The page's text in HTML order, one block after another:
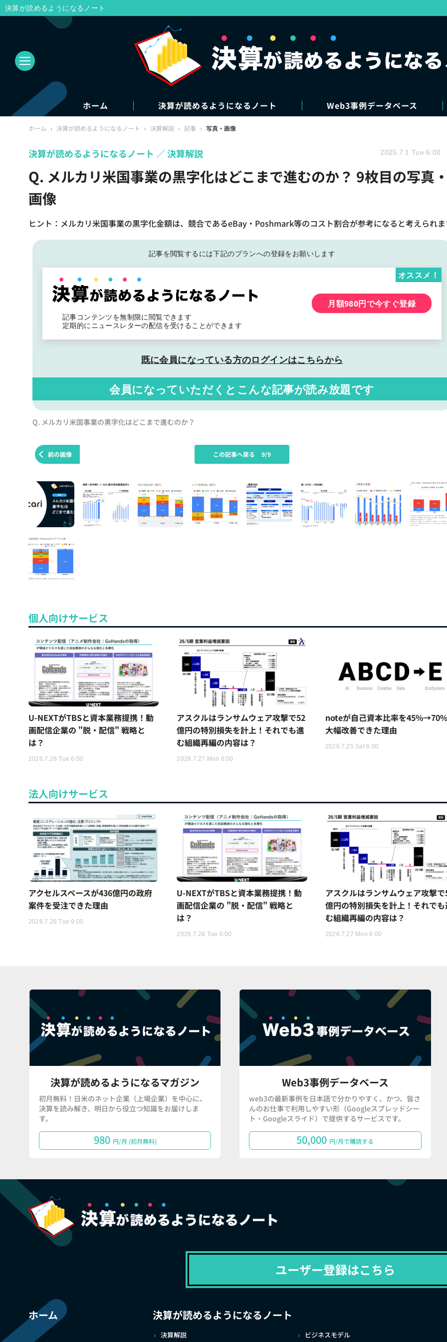
ホーム 決算が読めるようになるノート Web3事例データベース
ホーム › 決算が読めるようになるノート › 決算解説 › 記事 › 写真・画像
Q. メルカリ米国事業の黒字化はどこまで進むのか？ 9枚目の写真
画像
ヒント：メルカリ米国事業の黒字化金額は、競合であるeBay・Poshmark等のコスト割合が参考になると考えられ
決算が読めるようになるノート 決算解説 2025.7.1 Tue 6:00
記事を閲覧するには下記のプランへの登録をお願いします
記事コンテンツを無制限に閲覧できます
定期的にニュースレターの配信を受けることができます
オススメ！
月額980円で今すぐ登録
既に会員になっている方のログインはこちらから
会員になっていただくと こんな記事が読み放題です
Q. メルカリ米国事業の黒字化はどこまで進むのか？
前の画像 この記事へ戻る 9/9
個人向けサービス
U-NEXTがTBSと資本業務提携！動
画配信企業の "脱・配信" 戦略と
は？
2026.7.28 Tue 6:00
アスクルはランサムウェア攻撃で52
億円の特別損失を計上！それでも進
む組織再編の内容は？
2026.7.27 Mon 6:00
noteが自己資本比率を
大幅改善できた理由
2026.7.25 Sat 6:00
法人向けサービス
アクセルスペースが436億円の政府
案件を受注できた理由
2026.7.28 Tue 9:00
U-NEXTがTBSと資本業務提携！動
画配信企業の "脱・配信" 戦略と
は？
2026.7.28 Tue 6:00
アスクルはランサムウェア攻撃
億円の特別損失を計上！それでも
む組織再編の内容は？
2026.7.27 Mon 6:00
決算が読めるようになるマガジン
初月無料！日米のネット企業（上場企業）を中心に、
決算を読み解き、明日から役立つ知識をお届けしま
す。
980 円/月 (初月無料)
Web3事例データベース
web3の最新事例を日本語で分かりやすく、かつ、皆さ
んのお仕事で利用しやすい形（Googleスプレッドシー
ト・Googleスライド）で提供するサービスです。
50,000 円/月で購読する
ユーザー登録はこちら
ホーム 決算が読めるようになるノート
決算解説 ビジネスモデル
決算が読めるようになるノート